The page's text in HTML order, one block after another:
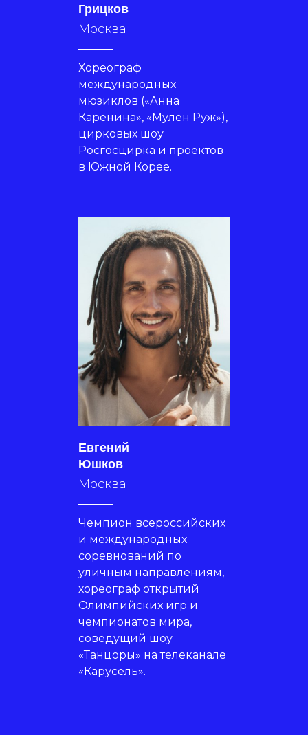
Грицков
Москва
Хореограф
международных
мюзиклов («Анна
Каренина», «Мулен Руж»),
цирковых шоу
Росгосцирка и проектов
в Южной Корее.
Евгений
Юшков
Москва
Чемпион всероссийских
и международных
соревнований по
уличным направлениям,
хореограф открытий
Олимпийских игр и
чемпионатов мира,
соведущий шоу
«Танцоры» на телеканале
«Карусель».